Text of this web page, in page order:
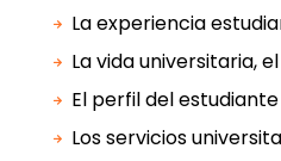
La experiencia
La vida universitaria,
El perfil del estudiante
Los servicios